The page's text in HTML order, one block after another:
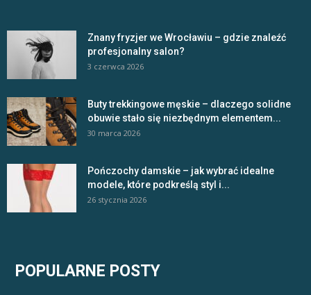
Znany fryzjer we Wrocławiu – gdzie znaleźć
profesjonalny salon?
3 czerwca 2026
Buty trekkingowe męskie – dlaczego solidne
obuwie stało się niezbędnym elementem...
30 marca 2026
Pończochy damskie – jak wybrać idealne
modele, które podkreślą styl i...
26 stycznia 2026
POPULARNE POSTY